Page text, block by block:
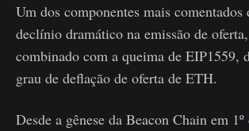
Um dos componentes mais
declínio dramático na emissão de
combinado com a queima de EIP1559,
grau de deflação de oferta de ETH.
Desde a gênese da Beacon Chain em